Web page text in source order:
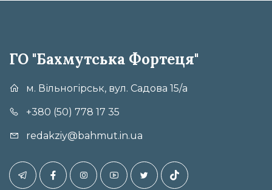
ГО "Бахмутська Фортеця"
м. Вільногірськ, вул. Садова 15/а
+380 (50) 778 17 35
redakziy@bahmut.in.ua